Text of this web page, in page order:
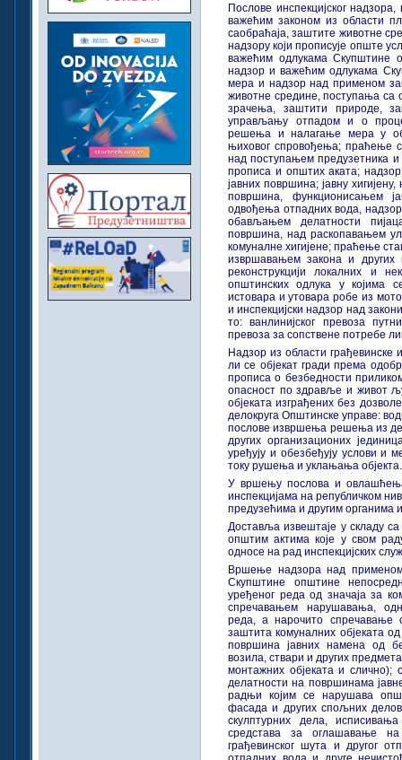
Послове инспекцијског
важећим законом из области
саобраћаја, заштите животне
надзору који прописује опште
важећим одлукама Скупштине
надзор и важећим одлукама
мера и надзор над применом
животне средине, поступања са
зрачења, заштити природе,
управљању отпадом и о
решења и налагање мера у
њиховог спровођења; праћење
над поступањем предузетника
прописа и општих аката;
јавних површина; јавну
површина, функционисањем
одвођења отпадних вода,
обављањем делатности
површина, над раскопавањем
комуналне хигијене; праћење
извршавањем закона и
реконструкцији локалних и
општинских одлука у којима
истовара и утовара робе из
и инспекцијски надзор над
то: ванлинијског превоза
превоза за сопствене потребе
Надзор из области грађевинске
ли се објекат гради према
прописа о безбедности
опасност по здравље и живот
објеката изграђених без
делокруга Општинске управе:
послове извршења решења из
других организационих
уређују и обезбеђују услови и
току рушења и уклањања објекта.
У вршењу послова и
инспекцијама на републичком
предузећима и другим органима
Доставља извештаје у складу
општим актима које у свом
односе на рад инспекцијских
Вршење надзора над
Скупштине општине
уређеног реда од значаја за
спречавањем нарушавања,
реда, а нарочито спречавање
заштита комуналних објеката
површина јавних намена од
возила, ствари и других
монтажних објеката и слично);
делатности на површинама
радњи којим се нарушава
фасада и других спољних
скулптурних дела,
средстава за оглашавање
грађевинског шута и другог